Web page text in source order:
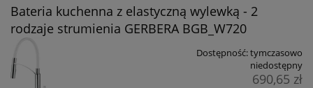
Bateria kuchenna z elastyczną wylewką - 2
rodzaje strumienia GERBERA BGB_W720
Dostępność:tymczasowo
niedostępny
690,65 zł